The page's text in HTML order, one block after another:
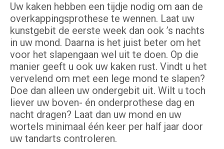
Uw kaken hebben een tijdje nodig om aan de
overkappingsprothese te wennen. Laat uw
kunstgebit de eerste week dan ook ’s nachts
in uw mond. Daarna is het juist beter om het
voor het slapengaan wel uit te doen. Op die
manier geeft u ook uw kaken rust. Vindt u het
vervelend om met een lege mond te slapen?
Doe dan alleen uw ondergebit uit. Wilt u toch
liever uw boven- én onderprothese dag en
nacht dragen? Laat dan uw mond en uw
wortels minimaal één keer per half jaar door
uw tandarts controleren.